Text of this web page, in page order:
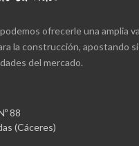
ofrecerle una amplia
la construcción, apostando
del mercado.
88
(Cáceres)